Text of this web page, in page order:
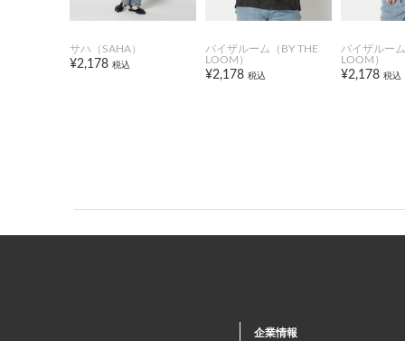
サハ（SAHA）
¥2,178 税込
バイザルーム（BY THE
LOOM）
¥2,178 税込
バイザルー
LOOM）
¥2,178 税込
企業情報